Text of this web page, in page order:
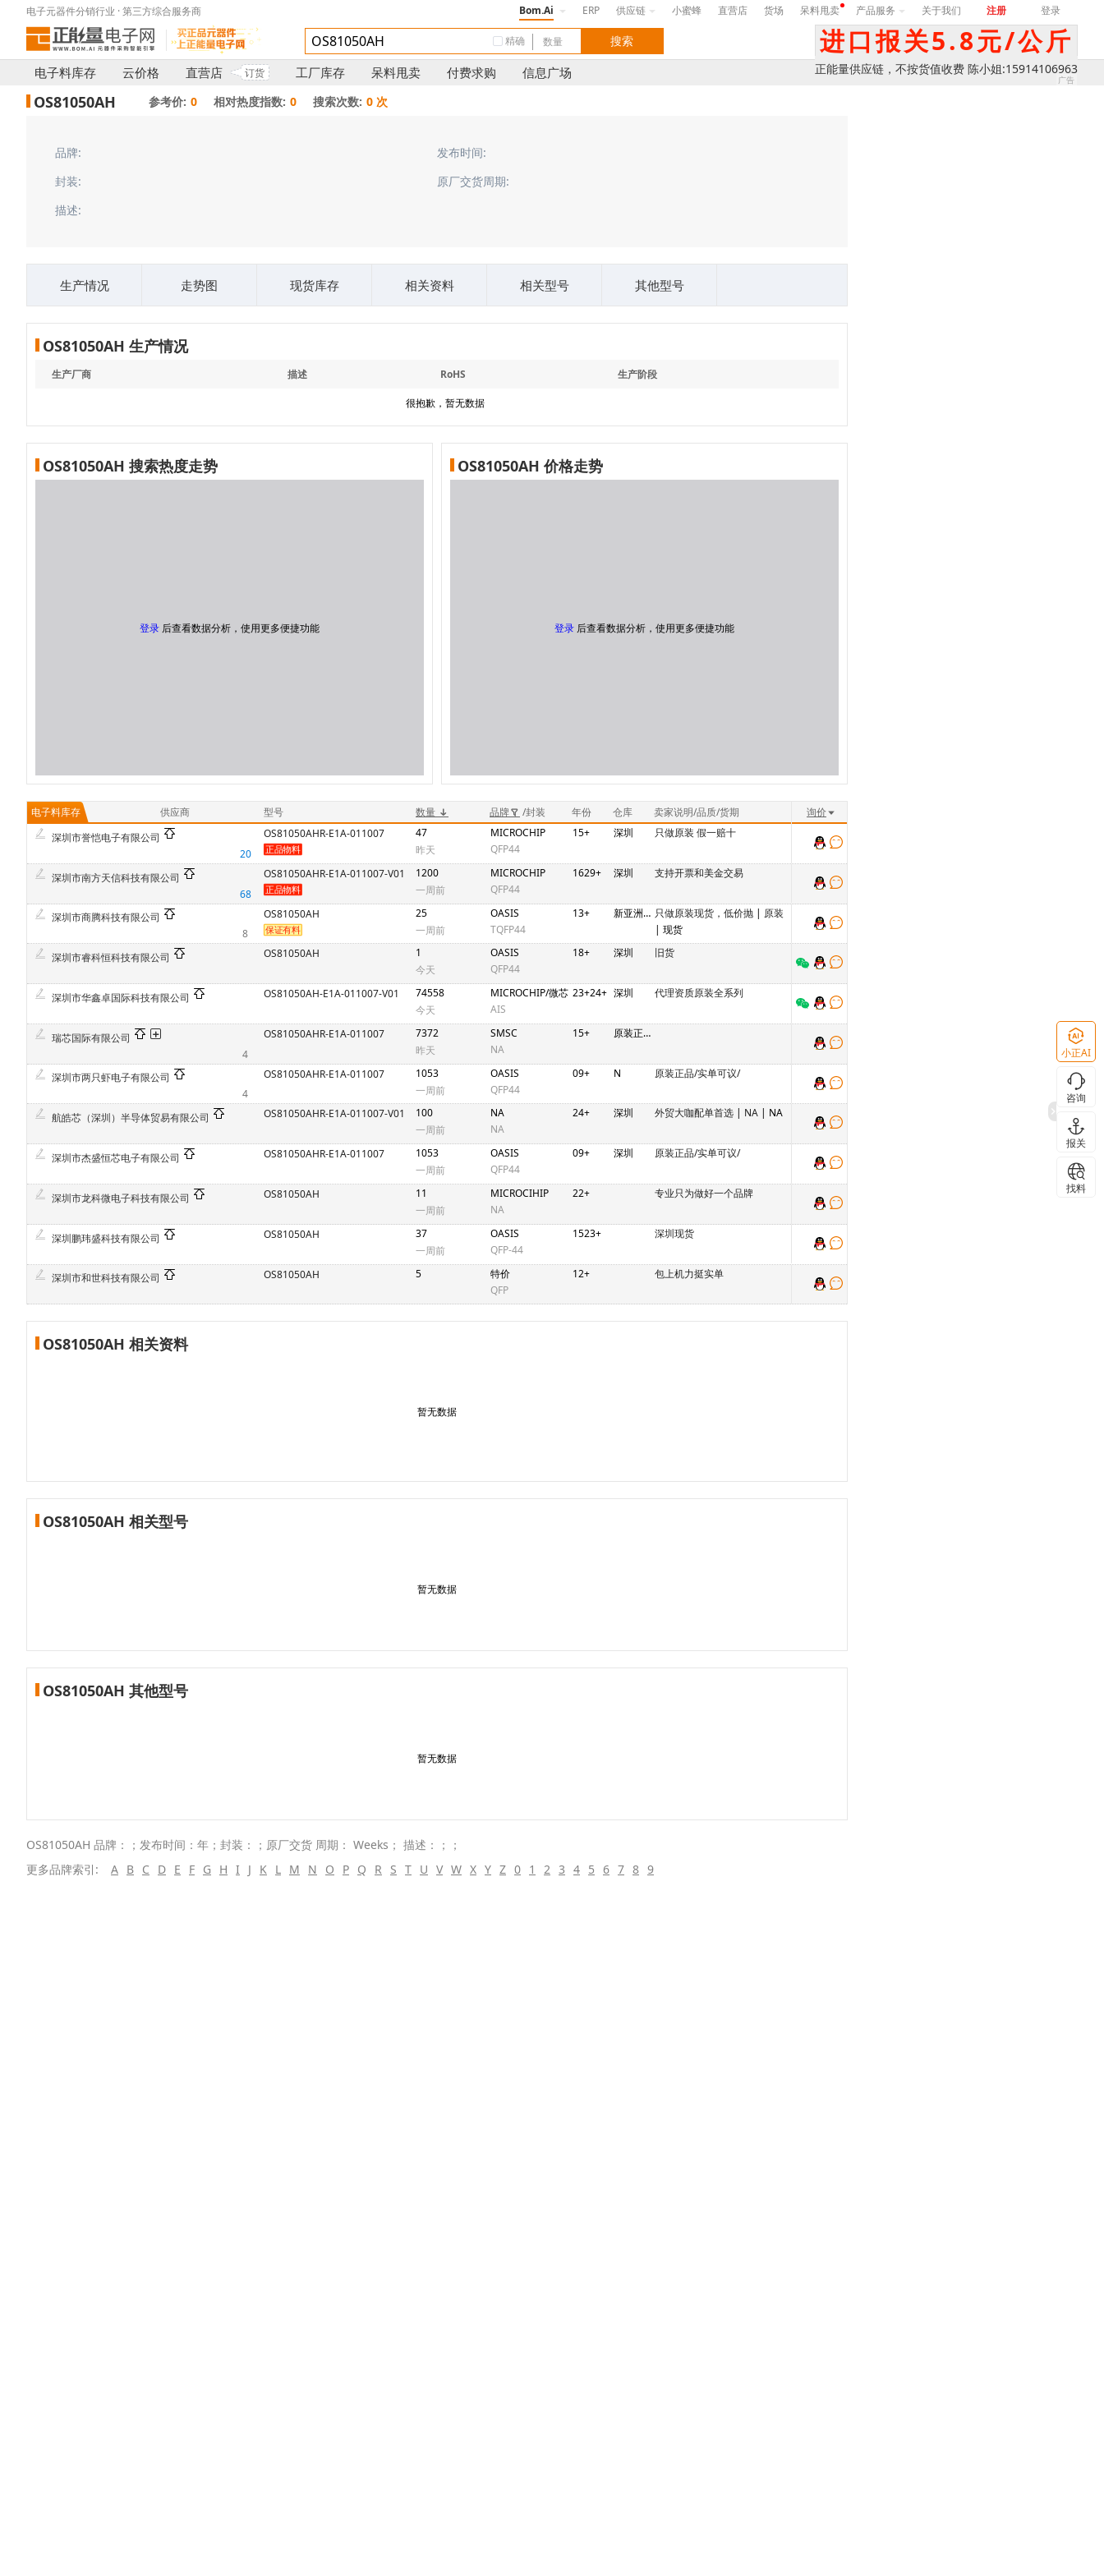
电子元器件分销行业 · 第三方综合服务商 Bom.Ai ERP 供应链 小蜜蜂 直营店 货场 呆料甩卖 产品服务 关于我们 注册 登录
精确 进口报关5.8元/公斤
正能量供应链，不按货值收费 陈小姐:15914106963
电子料库存 云价格 直营店 订货 工厂库存 呆料甩卖 付费求购 信息广场
OS81050AH 参考价: 0 相对热度指数: 0 搜索次数: 0 次
品牌:
发布时间:
封装:
原厂交货周期:
描述:
生产情况 走势图 现货库存 相关资料 相关型号 其他型号
OS81050AH 生产情况
生产厂商 描述 RoHS 生产阶段
很抱歉，暂无数据
OS81050AH 搜索热度走势
登录 后查看数据分析，使用更多便捷功能
OS81050AH 价格走势
登录 后查看数据分析，使用更多便捷功能
电子料库存 供应商 型号 数量 品牌 /封装 年份 仓库 卖家说明/品质/货期
询价
深圳市誉恺电子有限公司
20
OS81050AHR-E1A-011007
47
昨天
MICROCHIP
QFP44
15+ 深圳 只做原装 假一赔十
深圳市南方天信科技有限公司
68
OS81050AHR-E1A-011007-V01
1200
一周前
MICROCHIP
QFP44
1629+ 深圳 支持开票和美金交易
深圳市商腾科技有限公司
8
OS81050AH
25
一周前
OASIS
TQFP44
13+ 新亚洲2期N4C448-458 只做原装现货，低价抛 | 原装
| 现货
深圳市睿科恒科技有限公司 OS81050AH
1
今天
OASIS
QFP44
18+ 深圳 旧货
深圳市华鑫卓国际科技有限公司 OS81050AH-E1A-011007-V01
74558
今天
MICROCHIP/微芯
AIS
23+24+ 深圳 代理资质原装全系列
瑞芯国际有限公司
4
OS81050AHR-E1A-011007
7372
昨天
SMSC
NA
15+ 原装正品
深圳市两只虾电子有限公司
4
OS81050AHR-E1A-011007
1053
一周前
OASIS
QFP44
09+ N 原装正品/实单可议/
航皓芯（深圳）半导体贸易有限公司 OS81050AHR-E1A-011007-V01
100
一周前
NA
NA
24+ 深圳 外贸大咖配单首选 NA | NA
深圳市杰盛恒芯电子有限公司 OS81050AHR-E1A-011007
1053
一周前
OASIS
QFP44
09+ 深圳 原装正品/实单可议/
深圳市龙科微电子科技有限公司 OS81050AH
11
一周前
MICROCIHIP
NA
22+ 专业只为做好一个品牌
深圳鹏玮盛科技有限公司 OS81050AH
37
一周前
OASIS
QFP-44
1523+ 深圳现货
深圳市和世科技有限公司 OS81050AH 5
特价
QFP
12+ 包上机力挺实单
OS81050AH 相关资料
暂无数据
OS81050AH 相关型号
暂无数据
OS81050AH 其他型号
暂无数据
OS81050AH 品牌：；发布时间：年；封装：；原厂交货 周期： Weeks； 描述：；；
更多品牌索引:
A B C D E F G H I J K L M N O P Q R S T U V W X Y Z 0 1 2 3 4 5 6 7 8 9
小正AI
咨询
报关
找料